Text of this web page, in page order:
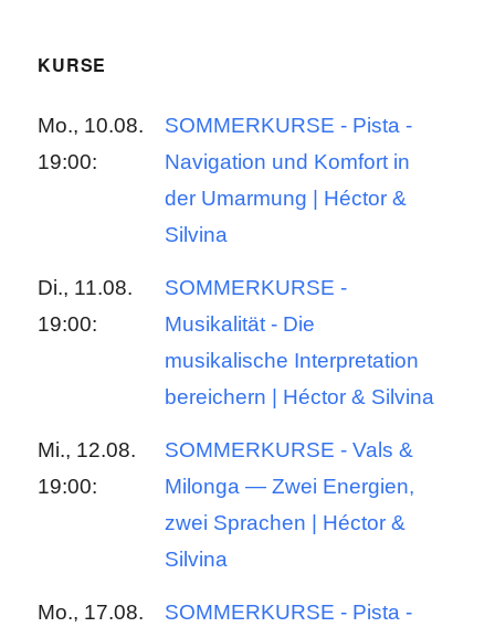
KURSE
Mo., 10.08.
19:00:
SOMMERKURSE - Pista -
Navigation und Komfort in
der Umarmung | Héctor &
Silvina
Di., 11.08.
19:00:
SOMMERKURSE -
Musikalität - Die
musikalische Interpretation
bereichern | Héctor & Silvina
Mi., 12.08.
19:00:
SOMMERKURSE - Vals &
Milonga — Zwei Energien,
zwei Sprachen | Héctor &
Silvina
Mo., 17.08.
SOMMERKURSE - Pista -